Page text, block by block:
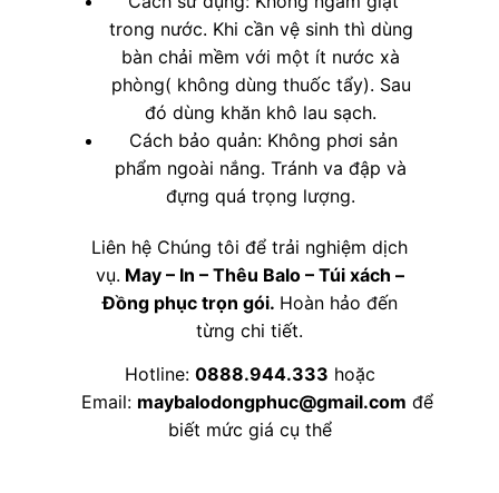
trong nước. Khi cần vệ sinh thì dùng
bàn chải mềm với một ít nước xà
phòng( không dùng thuốc tẩy). Sau
đó dùng khăn khô lau sạch.
Cách bảo quản: Không phơi sản
phẩm ngoài nắng. Tránh va đập và
đựng quá trọng lượng.
Liên hệ Chúng tôi để trải nghiệm dịch
vụ. May – In – Thêu Balo – Túi xách –
Đồng phục trọn gói. Hoàn hảo đến
từng chi tiết.
Hotline: 0888.944.333 hoặc
Email: maybalodongphuc@gmail.com để
biết mức giá cụ thể